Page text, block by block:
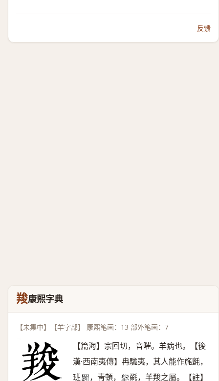
反馈
羧康熙字典
【未集中】【羊字部】 康熙笔画：13 部外笔画：7
【篇海】宗回切，音嗺。羊病也。【後
漢·西南夷傳】冉駹夷，其人能作旄氈，
班
，靑頓， 毲，羊羧之屬。【註】